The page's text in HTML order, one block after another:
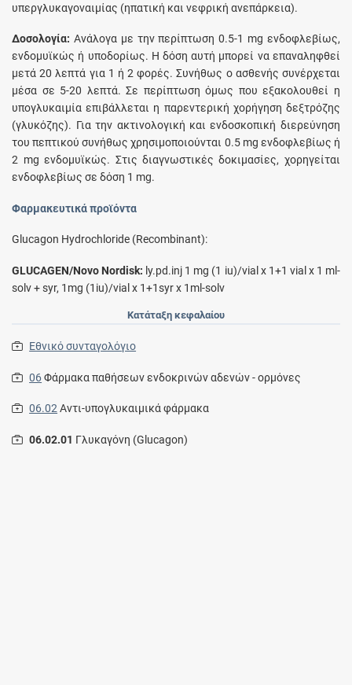
υπεργλυκαγοναιμίας (ηπατική και νεφρική ανεπάρκεια).
Δοσολογία: Aνάλογα με την περίπτωση 0.5-1 mg ενδοφλεβίως,
ενδομυϊκώς ή υποδορίως. H δόση αυτή μπορεί να επαναληφθεί
μετά 20 λεπτά για 1 ή 2 φορές. Συνήθως ο ασθενής συνέρχεται
μέσα σε 5-20 λεπτά. Σε περίπτωση όμως που εξακολουθεί η
υπογλυκαιμία επιβάλλεται η παρεντερική χορήγηση δεξτρόζης
(γλυκόζης). Για την ακτινολογική και ενδοσκοπική διερεύνηση
του πεπτικού συνήθως χρησιμοποιούνται 0.5 mg ενδοφλεβίως ή
2 mg ενδομυϊκώς. Στις διαγνωστικές δοκιμασίες, χορηγείται
ενδοφλεβίως σε δόση 1 mg.
Φαρμακευτικά προϊόντα
Glucagon Hydrochloride (Recombinant):
GLUCAGEN/Novo Nordisk: ly.pd.inj 1 mg (1 iu)/vial x 1+1 vial x 1 ml-
solv + syr, 1mg (1iu)/vial x 1+1syr x 1ml-solv
Κατάταξη κεφαλαίου
Εθνικό συνταγολόγιο
06Φάρμακα παθήσεων ενδοκρινών αδενών - ορμόνες
06.02Αντι-υπογλυκαιμικά φάρμακα
06.02.01 Γλυκαγόνη (Glucagon)